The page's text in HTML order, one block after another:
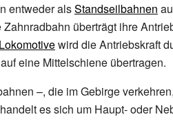
entweder alsStandseilbahnen
überträgt ihre
wird die Antriebskraft
eine Mittelschiene übertragen.
–, die im Gebirge
es sich um Haupt- oder